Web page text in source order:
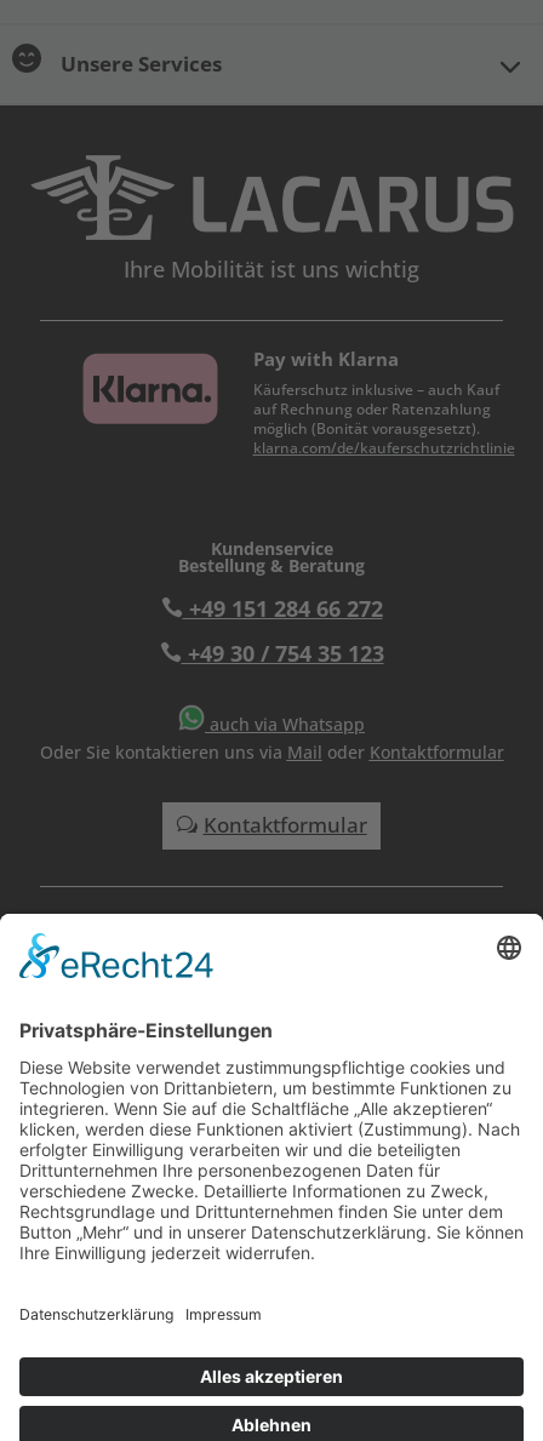
Unsere Services
Ihre Mobilität ist uns wichtig
Pay with Klarna
Käuferschutz inklusive – auch Kauf
auf Rechnung oder Ratenzahlung
möglich (Bonität vorausgesetzt).
klarna.com/de/kauferschutzrichtlinie
Kundenservice
Bestellung & Beratung
 +49 151 284 66 272
 +49 30 / 754 35 123
auch via Whatsapp
Oder Sie kontaktieren uns via Mail oder Kontaktformular
Kontaktformular
Lacarus Autoteile
12681 Berlin
Öffnungszeiten
Mo-Fr – 09 -17 Uhr
© Lacarus-Autoteile 2026
Folgt uns auf Social Media